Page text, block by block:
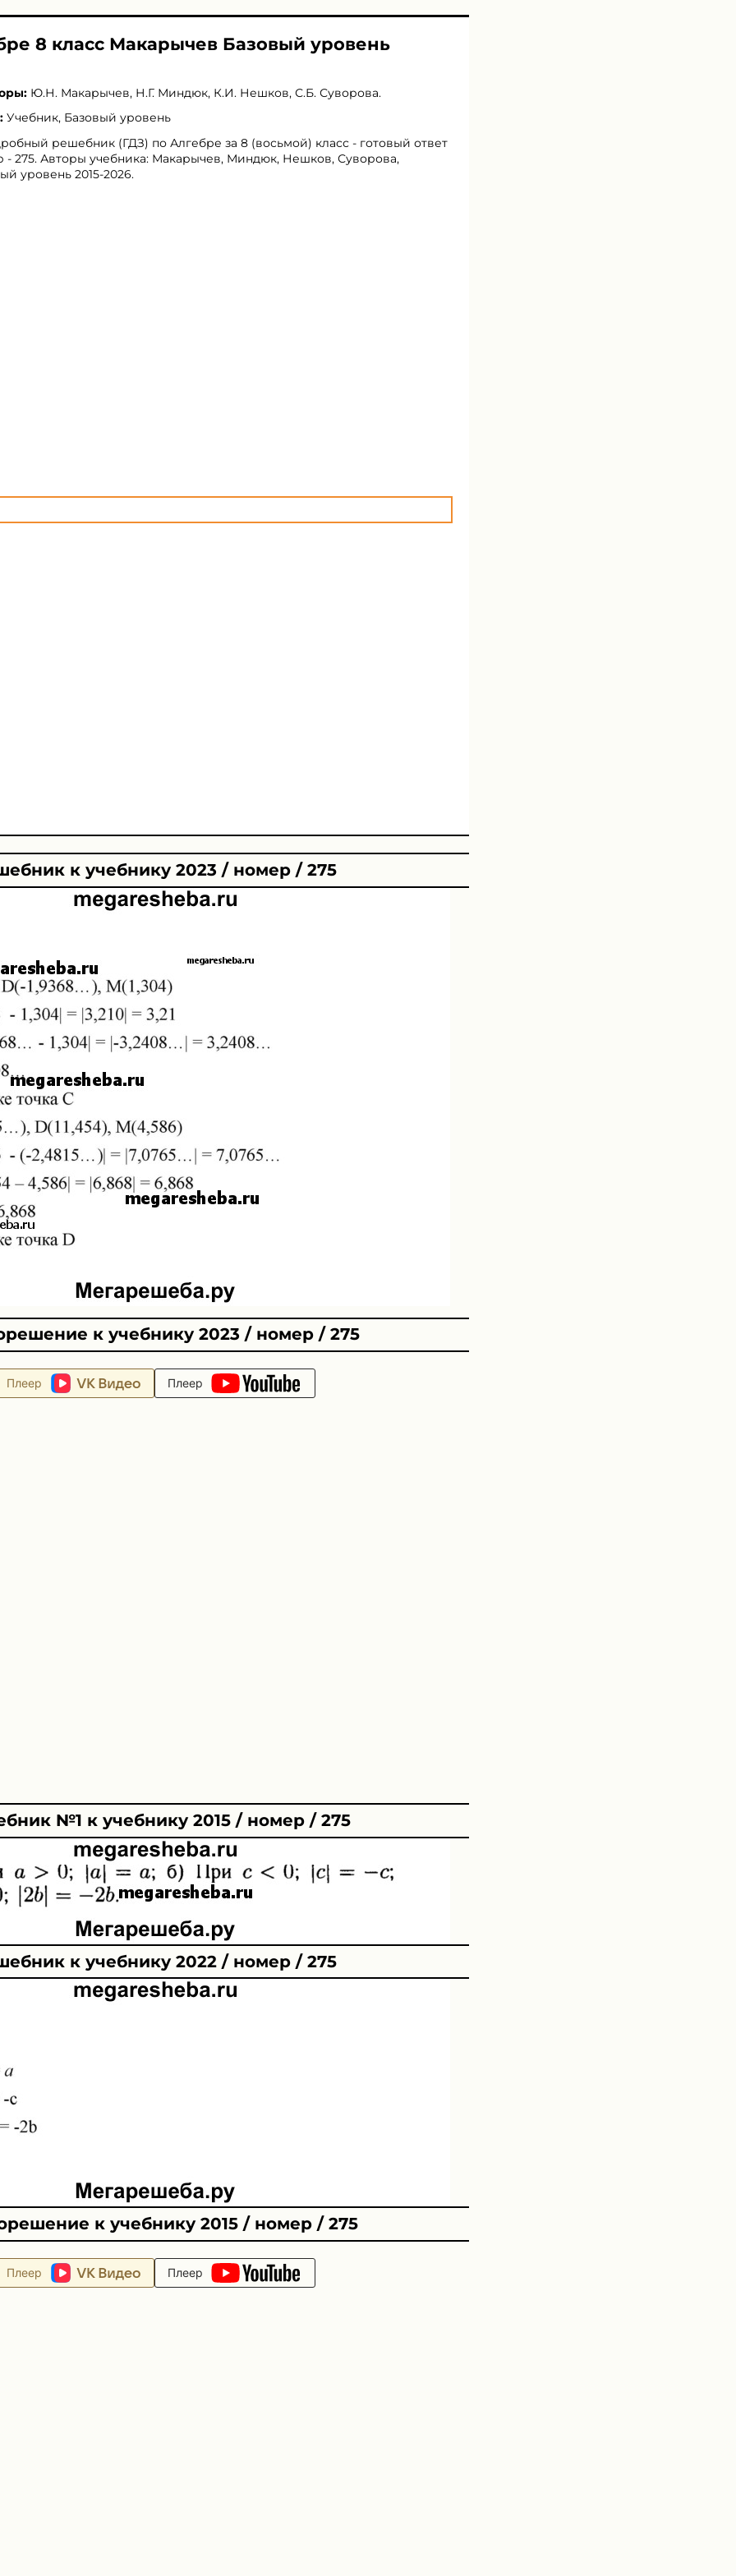
8 класс Макарычев Базовый уровень
Ю.Н. Макарычев, Н.Г. Миндюк, К.И. Нешков, С.Б. Суворова.
Учебник, Базовый уровень
решебник (ГДЗ) по Алгебре за 8 (восьмой) класс - готовый ответ
- 275. Авторы учебника: Макарычев, Миндюк, Нешков, Суворова,
уровень 2015-2026.
к учебнику 2023 / номер / 275
к учебнику 2023 / номер / 275
Плеер Плеер
№1 к учебнику 2015 / номер / 275
к учебнику 2022 / номер / 275
к учебнику 2015 / номер / 275
Плеер Плеер